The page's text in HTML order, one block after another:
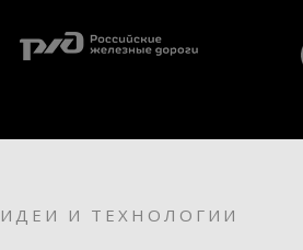
ИДЕИ И ТЕХНОЛОГИИ